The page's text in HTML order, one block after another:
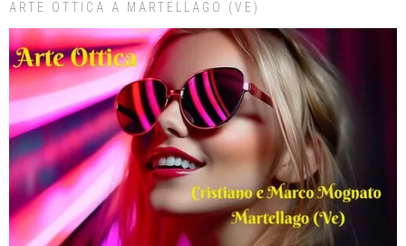
ARTE OTTICA A MARTELLAGO (VE)